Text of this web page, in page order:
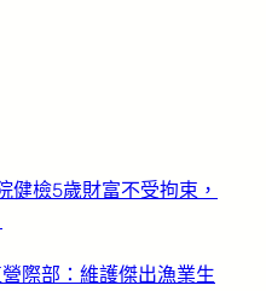
健檢5歲財富不受拘束，
際部：維護傑出漁業生